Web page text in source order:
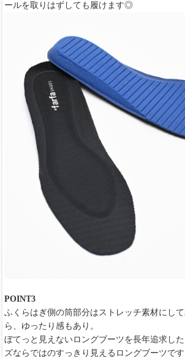
ールを取りはずしても履けます◎
POINT3
ふくらはぎ側の筒部分はストレッチ素材にし
ら、ゆったり感もあり。
ぼてっと見えないロングブーツを長年追求し
ズならではのすっきり見えるロングブーツです